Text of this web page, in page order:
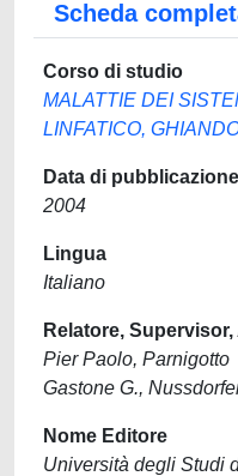
Scheda
Corso di studio
MALATTIE DEI
LINFATICO,
Data di pubblicazione
2004
Lingua
Italiano
Relatore,
Pier Paolo, Parnigotto
Gastone G.,
Nome Editore
Università degli Studi